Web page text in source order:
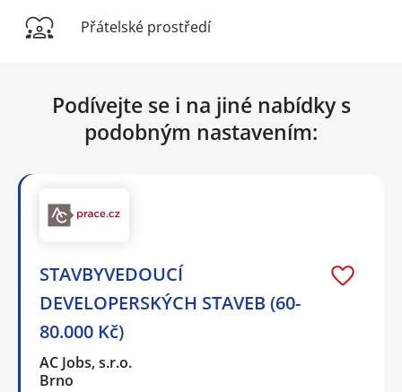
Přátelské prostředí
Podívejte se i na jiné nabídky s
podobným nastavením:
STAVBYVEDOUCÍ
DEVELOPERSKÝCH STAVEB (60-
80.000 Kč)
AC Jobs, s.r.o.
Brno